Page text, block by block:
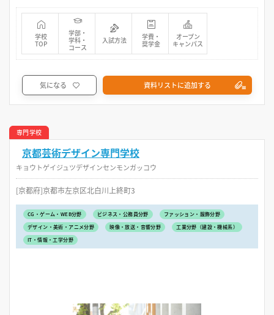
学校
TOP
学部・
学科・
コース
入試方法
学費・
奨学金
オープン
キャンパス
気になる 資料リストに追加する
専門学校
京都芸術デザイン専門学校
キョウトゲイジュツデザインセンモンガッコウ
[京都府]京都市左京区北白川上終町3
CG・ゲーム・WEB分野 ビジネス・公務員分野
ファッション・服飾分野
デザイン・美術・アニメ分野
映像・放送・音響分野
工業分野（建設・機械系）
IT・情報・工学分野